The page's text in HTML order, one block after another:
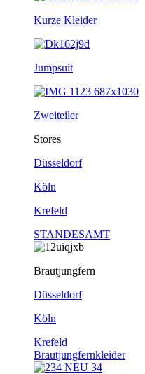
Kurze Kleider
Jumpsuit
Zweiteiler
Stores
Düsseldorf
Köln
Krefeld
STANDESAMT
Brautjungfern
Düsseldorf
Köln
Krefeld
Brautjungfernkleider